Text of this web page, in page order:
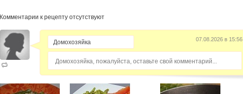
Комментарии к рецепту отсутствуют
07.08.2026 в 15:56
Домохозяйка, пожалуйста, оставьте свой комментарий...